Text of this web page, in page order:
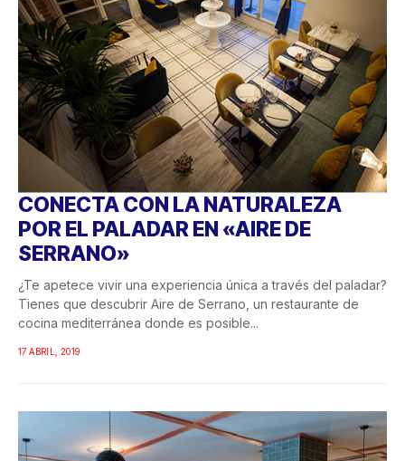
CONECTA CON LA NATURALEZA
POR EL PALADAR EN «AIRE DE
SERRANO»
¿Te apetece vivir una experiencia única a través del paladar?
Tienes que descubrir Aire de Serrano, un restaurante de
cocina mediterránea donde es posible...
17 ABRIL, 2019